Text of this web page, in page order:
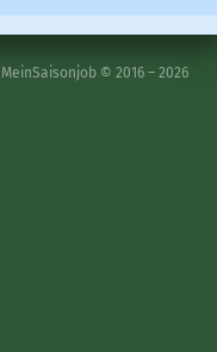
MeinSaisonjob © 2016 – 2026